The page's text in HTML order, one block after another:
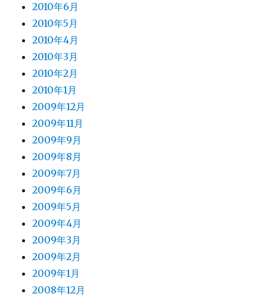
2010年6月
2010年5月
2010年4月
2010年3月
2010年2月
2010年1月
2009年12月
2009年11月
2009年9月
2009年8月
2009年7月
2009年6月
2009年5月
2009年4月
2009年3月
2009年2月
2009年1月
2008年12月